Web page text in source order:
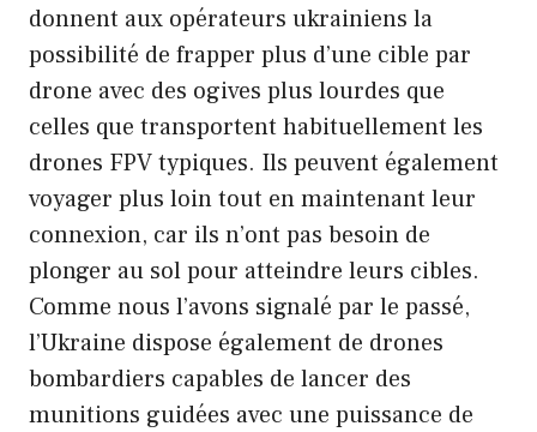
donnent aux opérateurs ukrainiens la
possibilité de frapper plus d’une cible par
drone avec des ogives plus lourdes que
celles que transportent habituellement les
drones FPV typiques. Ils peuvent également
voyager plus loin tout en maintenant leur
connexion, car ils n’ont pas besoin de
plonger au sol pour atteindre leurs cibles.
Comme nous l’avons signalé par le passé,
l’Ukraine dispose également de drones
bombardiers capables de lancer des
munitions guidées avec une puissance de